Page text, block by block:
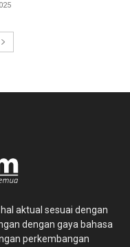
aktual sesuai dengan
dengan gaya bahasa
perkembangan